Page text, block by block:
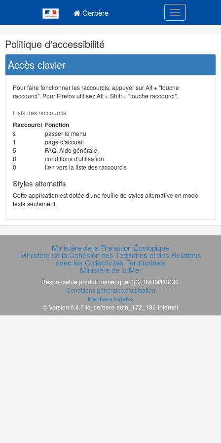
Cerbère Toggle
Navigation
et
outils
annexes
Politique d'accessibilité
Accès clavier
Pour faire fonctionner les raccourcis, appuyer sur Alt + "touche
raccourci". Pour Firefox utilisez Alt + Shift + "touche raccourci".
Liste des raccourcis
Raccourci Fonction
s
passer le menu
1
page d'accueil
5
FAQ, Aide générale
8
conditions d'utilisation
0
lien vers la liste des raccourcis
Styles alternatifs
Cette application est dotée d'une feuille de styles alternative en mode
texte seulement.
Ministère de la Transition Écologique
Ministère de la Cohésion des Territoires et des Relations
avec les Collectivités Terrritoriales
Ministère de la Mer
Responsable produit numérique SG/DNUM/DSGC
Conditions générales d'utilisation
Mentions légales
© Version 6.4.5-tc_cerbere-auth_172_182-internet